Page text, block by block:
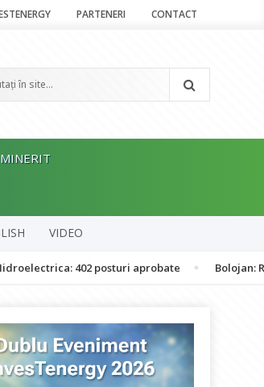
PARTENERI CONTACT
MINERIT
VIDEO
402 posturi aprobate Bolojan: România